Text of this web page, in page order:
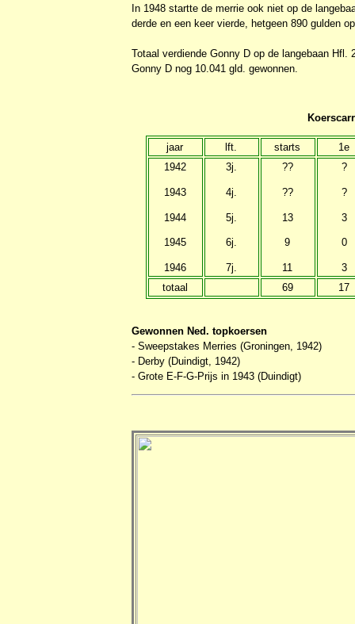
In 1948 startte de merrie ook niet op de
derde en een keer vierde, hetgeen 890 gulden
Totaal verdiende Gonny D op de langebaan
Gonny D nog 10.041 gld. gewonnen.
jaar lft. starts
1e
1942
1943
1944
1945
1946
3j.
4j.
5j.
6j.
7j.
??
??
13
9
11
?
?
3
0
3
totaal
69 17
Gewonnen Ned. topkoersen
- Sweepstakes Merries (Groningen, 1942)
- Derby (Duindigt, 1942)
- Grote E-F-G-Prijs in 1943 (Duindigt)